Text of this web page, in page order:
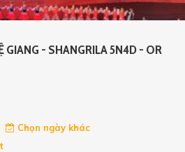
GIANG - SHANGRILA 5N4D - OR
Chọn ngày khác